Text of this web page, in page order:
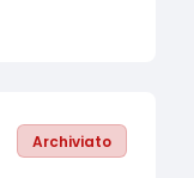
Archiviato